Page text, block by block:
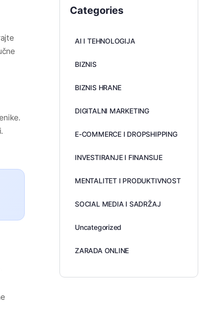
Categories
AI I TEHNOLOGIJA
BIZNIS
BIZNIS HRANE
DIGITALNI MARKETING
E-COMMERCE I DROPSHIPPING
INVESTIRANJE I FINANSIJE
MENTALITET I PRODUKTIVNOST
SOCIAL MEDIA I SADRŽAJ
Uncategorized
ZARADA ONLINE